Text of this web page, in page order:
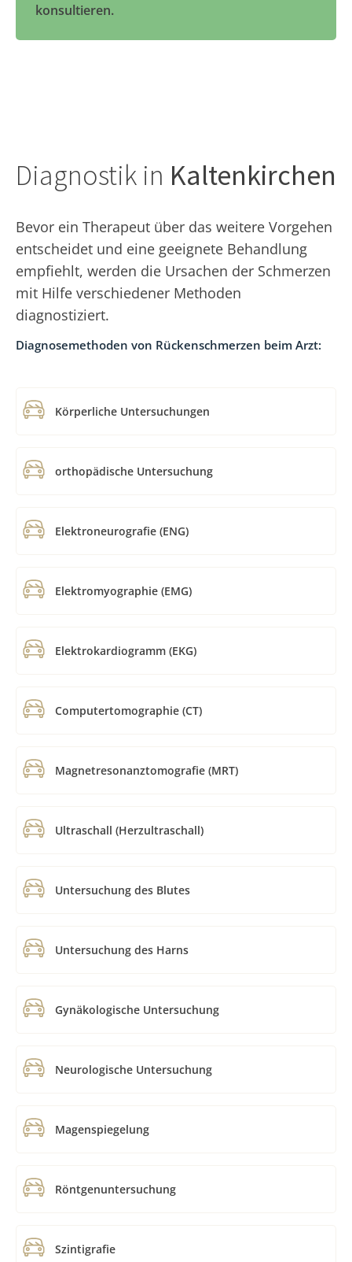
konsultieren.
Diagnostik in Kaltenkirchen
Bevor ein Therapeut über das weitere Vorgehen
entscheidet und eine geeignete Behandlung
empfiehlt, werden die Ursachen der Schmerzen
mit Hilfe verschiedener Methoden
diagnostiziert.
Diagnosemethoden von Rückenschmerzen beim Arzt:
Körperliche Untersuchungen
orthopädische Untersuchung
Elektroneurografie (ENG)
Elektromyographie (EMG)
Elektrokardiogramm (EKG)
Computertomographie (CT)
Magnetresonanztomografie (MRT)
Ultraschall (Herzultraschall)
Untersuchung des Blutes
Untersuchung des Harns
Gynäkologische Untersuchung
Neurologische Untersuchung
Magenspiegelung
Röntgenuntersuchung
Szintigrafie